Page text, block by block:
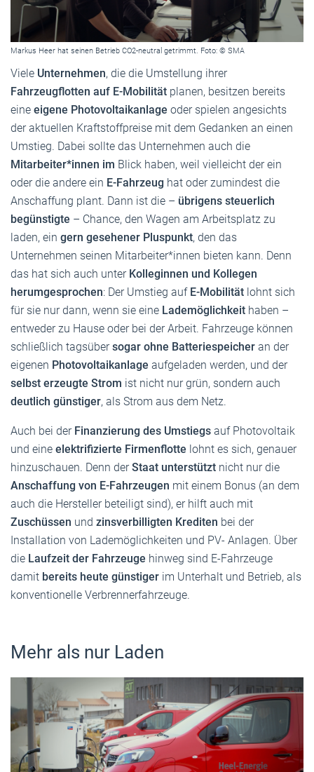
Markus Heer hat seinen Betrieb CO2-neutral getrimmt. Foto: © SMA
Viele Unternehmen, die die Umstellung ihrer
Fahrzeugflotten auf E-Mobilität planen, besitzen bereits
eine eigene Photovoltaikanlage oder spielen angesichts
der aktuellen Kraftstoffpreise mit dem Gedanken an einen
Umstieg. Dabei sollte das Unternehmen auch die
Mitarbeiter*innen im Blick haben, weil vielleicht der ein
oder die andere ein E-Fahrzeug hat oder zumindest die
Anschaffung plant. Dann ist die – übrigens steuerlich
begünstigte – Chance, den Wagen am Arbeitsplatz zu
laden, ein gern gesehener Pluspunkt, den das
Unternehmen seinen Mitarbeiter*innen bieten kann. Denn
das hat sich auch unter Kolleginnen und Kollegen
herumgesprochen: Der Umstieg auf E-Mobilität lohnt sich
für sie nur dann, wenn sie eine Lademöglichkeit haben –
entweder zu Hause oder bei der Arbeit. Fahrzeuge können
schließlich tagsübersogar ohne Batteriespeicher an der
eigenen Photovoltaikanlage aufgeladen werden, und der
selbst erzeugte Strom ist nicht nur grün, sondern auch
deutlich günstiger, als Strom aus dem Netz.
Auch bei der Finanzierung des Umstiegs auf Photovoltaik
und eine elektrifizierte Firmenflotte lohnt es sich, genauer
hinzuschauen. Denn derStaat unterstützt nicht nur die
Anschaffung von E-Fahrzeugen mit einem Bonus (an dem
auch die Hersteller beteiligt sind), er hilft auch mit
Zuschüssen und zinsverbilligten Krediten bei der
Installation von Lademöglichkeiten und PV- Anlagen. Über
die Laufzeit der Fahrzeuge hinweg sind E-Fahrzeuge
damit bereits heute günstiger im Unterhalt und Betrieb, als
konventionelle Verbrennerfahrzeuge.
Mehr als nur Laden